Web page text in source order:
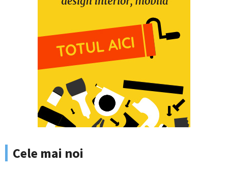
Cele mai noi